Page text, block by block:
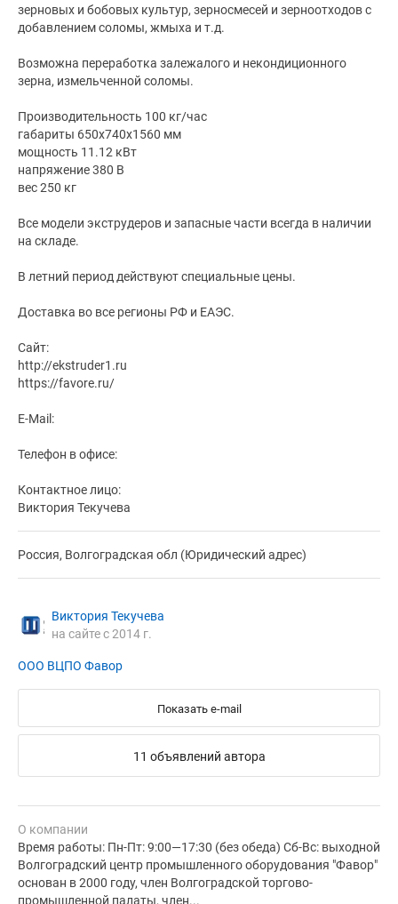
зерновых и бобовых культур, зерносмесей и зерноотходов с
добавлением соломы, жмыха и т.д.
Возможна переработка залежалого и некондиционного
зерна, измельченной соломы.
Производительность 100 кг/час
габариты 650х740х1560 мм
мощность 11.12 кВт
напряжение 380 В
вес 250 кг
Все модели экструдеров и запасные части всегда в наличии
на складе.
В летний период действуют специальные цены.
Доставка во все регионы РФ и ЕАЭС.
Сайт:
http://ekstruder1.ru
https://favore.ru/
E-Mail:
Телефон в офисе:
Контактное лицо:
Виктория Текучева
Россия, Волгоградская обл (Юридический адрес)
Виктория Текучева
на сайте с 2014 г.
ООО ВЦПО Фавор
Показать e-mail
11 объявлений автора
О компании
Время работы: Пн-Пт: 9:00—17:30 (без обеда) Сб-Вс: выходной
Волгоградский центр промышленного оборудования "Фавор"
основан в 2000 году, член Волгоградской торгово-
промышленной палаты, член...